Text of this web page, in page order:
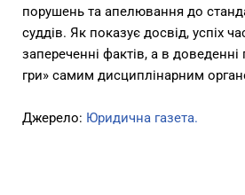
порушень та апелювання до
суддів. Як показує досвід, успіх
запереченні фактів, а в
гри» самим дисциплінарним
Джерело: Юридична газета.